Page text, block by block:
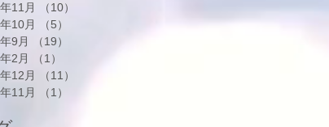
11月
（10）
10月
（5）
9月
（19）
2月
（1）
12月
（11）
11月
（1）